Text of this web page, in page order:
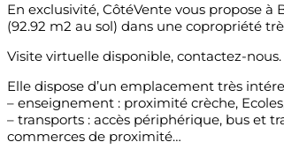
En exclusivité, CôtéVente vous propose
(92.92 m2 au sol) dans une copropriété
Visite virtuelle disponible, contactez-nous.
Elle dispose d’un emplacement très
– enseignement : proximité crèche,
– transports : accès périphérique, bus et
commerces de proximité…